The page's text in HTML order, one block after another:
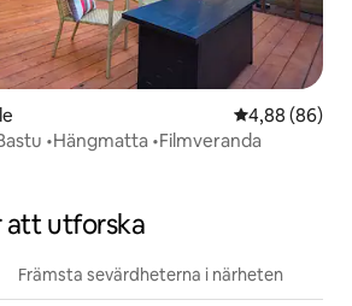
4,88 av 5 i
4,88 (86)
•Hängmatta •Filmveranda
att utforska
Främsta sevärdheterna i närheten